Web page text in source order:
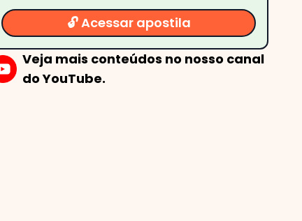
🔓 Acessar apostila
Veja mais conteúdos no nosso canal
do YouTube.